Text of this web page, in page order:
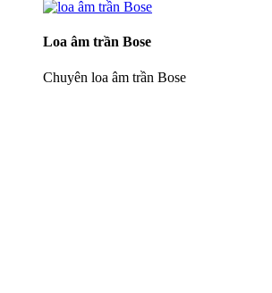
Loa âm trần Bose
Chuyên loa âm trần Bose